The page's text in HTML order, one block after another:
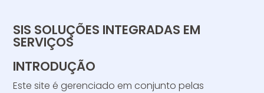
SIS SOLUÇÕES INTEGRADAS EM
SERVIÇOS
INTRODUÇÃO
Este site é gerenciado em conjunto pelas